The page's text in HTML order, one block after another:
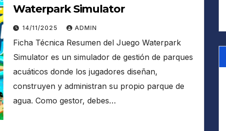
Waterpark Simulator
14/11/2025 ADMIN
Ficha Técnica Resumen del Juego Waterpark
Simulator es un simulador de gestión de parques
acuáticos donde los jugadores diseñan,
construyen y administran su propio parque de
agua. Como gestor, debes…